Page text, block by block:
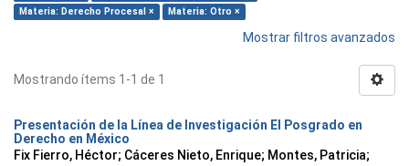
Materia: Derecho Procesal ×
Materia: Otro ×
Mostrar filtros avanzados
Mostrando ítems 1-1 de 1
Presentación de la Línea de Investigación El Posgrado en
Derecho en México
Fix Fierro, Héctor; Cáceres Nieto, Enrique; Montes, Patricia;